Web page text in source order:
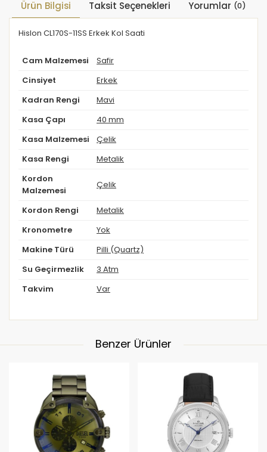
Ürün Bilgisi Taksit Seçenekleri Yorumlar (0)
Hislon CL170S-11SS Erkek Kol Saati
Cam Malzemesi Safir
Cinsiyet Erkek
Kadran Rengi Mavi
Kasa Çapı 40 mm
Kasa Malzemesi Çelik
Kasa Rengi Metalik
Kordon
Malzemesi
Çelik
Kordon Rengi Metalik
Kronometre Yok
Makine Türü Pilli (Quartz)
Su Geçirmezlik 3 Atm
Takvim Var
Benzer Ürünler